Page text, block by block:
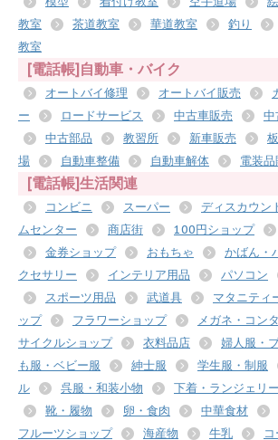
教室
茶道教室 華道教室 釣り
教室
[電話帳]自動車・バイク
オートバイ修理 オートバイ販売
ー
ロードサービス 中古車販売
中
中古部品
教習所 新車販売
場
自動車整備 自動車解体 電装
[電話帳]生活関連
コンビニ スーパー ディスカウン
ムセンター
商店街 100円ショップ
金券ショップ
おもちゃ かばん・
クセサリー
インテリア用品 パソコン
スポーツ用品
武道具 マタニティ
ップ
フラワーショップ メガネ・コン
サイクルショップ
衣料品店 婦人服・
も服・ベビー服
紳士服 学生服・制服
ル
呉服・和装小物 下着・ランジェリー
靴・履物
卵・食肉 中華食材
フルーツショップ
海産物 牛乳